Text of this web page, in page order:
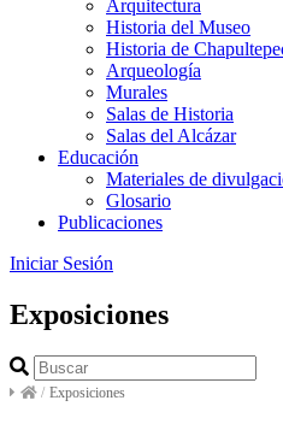
Arquitectura
Historia del Museo
Historia de
Arqueología
Murales
Salas de Historia
Salas del Alcázar
Educación
Materiales de
Glosario
Publicaciones
Iniciar Sesión
Exposiciones
/ Exposiciones